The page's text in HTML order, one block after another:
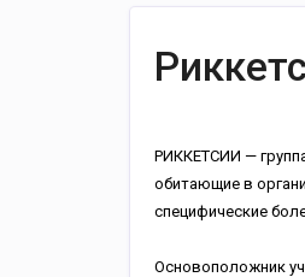
РИККЕТСИИ —
обитающие в
специфические
Основоположник